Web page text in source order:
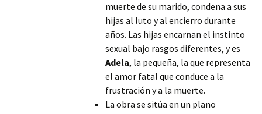
muerte de su marido, condena a sus
hijas al luto y al encierro durante
años. Las hijas encarnan el instinto
sexual bajo rasgos diferentes, y es
Adela, la pequeña, la que representa
el amor fatal que conduce a la
frustración y a la muerte.
La obra se sitúa en un plano